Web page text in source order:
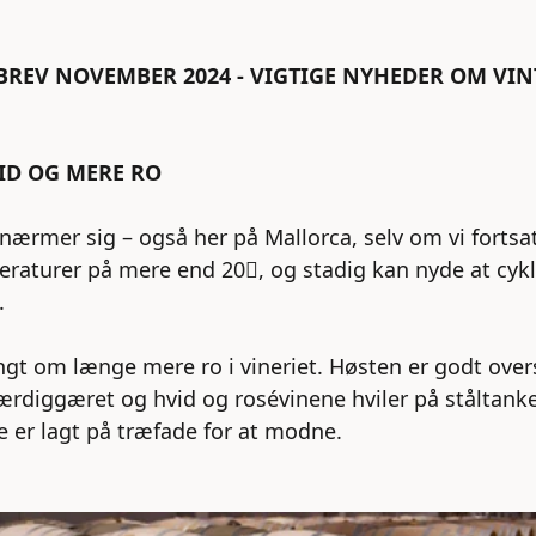
NOVEMBER 2024 - VIGTIGE NYHEDER OM
OG MERE RO
sig – også her på Mallorca, selv om vi
på mere end 20, og stadig kan nyde at
om længe mere ro i vineriet. Høsten er godt
og hvid og rosévinene hviler på
er lagt på træfade for at modne.